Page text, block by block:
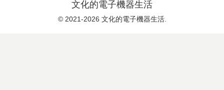
文化的電子機器生活
© 2021-2026 文化的電子機器生活.